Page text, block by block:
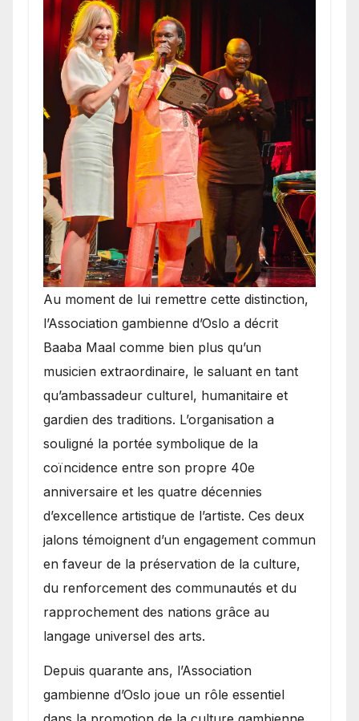
​Au moment de lui remettre cette distinction,
l’Association gambienne d’Oslo a décrit
Baaba Maal comme bien plus qu’un
musicien extraordinaire, le saluant en tant
qu’ambassadeur culturel, humanitaire et
gardien des traditions. L’organisation a
souligné la portée symbolique de la
coïncidence entre son propre 40e
anniversaire et les quatre décennies
d’excellence artistique de l’artiste. Ces deux
jalons témoignent d’un engagement commun
en faveur de la préservation de la culture,
du renforcement des communautés et du
rapprochement des nations grâce au
langage universel des arts.
​Depuis quarante ans, l’Association
gambienne d’Oslo joue un rôle essentiel